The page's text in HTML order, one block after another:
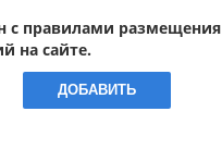
с правилами размещения
на сайте.